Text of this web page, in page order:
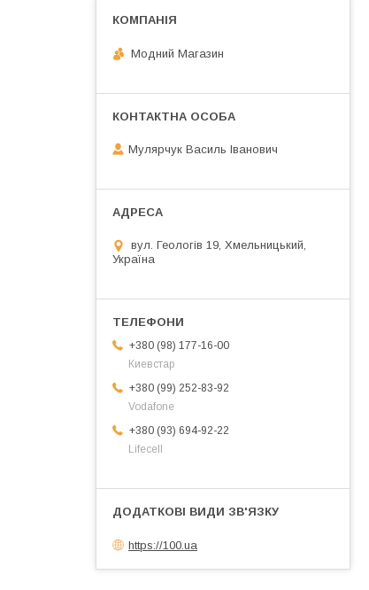
Модний Магазин
Мулярчук Василь Іванович
вул. Геологів 19, Хмельницький,
Україна
+380 (98) 177-16-00
Киевстар
+380 (99) 252-83-92
Vodafone
+380 (93) 694-92-22
Lifecell
https://100.ua